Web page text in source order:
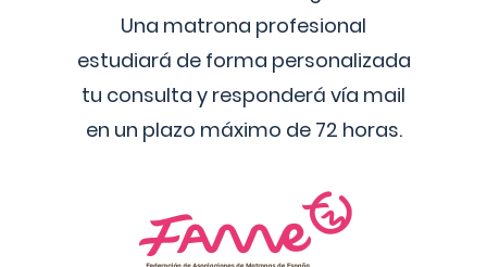
Una matrona profesional
estudiará de forma personalizada
tu consulta y responderá vía mail
en un plazo máximo de 72 horas.